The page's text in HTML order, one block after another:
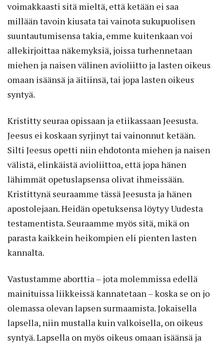
voimakkaasti sitä mieltä, että ketään ei saa
millään tavoin kiusata tai vainota sukupuolisen
suuntautumisensa takia, emme kuitenkaan voi
allekirjoittaa näkemyksiä, joissa turhennetaan
miehen ja naisen välinen avioliitto ja lasten oikeus
omaan isäänsä ja äitiinsä, tai jopa lasten oikeus
syntyä.
Kristitty seuraa opissaan ja etiikassaan Jeesusta.
Jeesus ei koskaan syrjinyt tai vainonnut ketään.
Silti Jeesus opetti niin ehdotonta miehen ja naisen
välistä, elinkäistä avioliittoa, että jopa hänen
lähimmät opetuslapsensa olivat ihmeissään.
Kristittynä seuraamme tässä Jeesusta ja hänen
apostolejaan. Heidän opetuksensa löytyy Uudesta
testamentista. Seuraamme myös sitä, mikä on
parasta kaikkein heikompien eli pienten lasten
kannalta.
Vastustamme aborttia – jota molemmissa edellä
mainituissa liikkeissä kannatetaan – koska se on jo
olemassa olevan lapsen surmaamista. Jokaisella
lapsella, niin mustalla kuin valkoisella, on oikeus
syntyä. Lapsella on myös oikeus omaan isäänsä ja